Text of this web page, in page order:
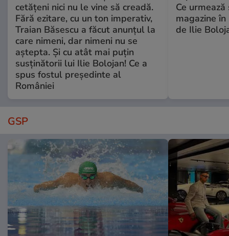
cetățeni nici nu le vine să creadă.
Fără ezitare, cu un ton imperativ,
Traian Băsescu a făcut anunțul la
care nimeni, dar nimeni nu se
aștepta. Și cu atât mai puțin
susținătorii lui Ilie Bolojan! Ce a
spus fostul președinte al
României
Ce
magazine
de Ilie
GSP